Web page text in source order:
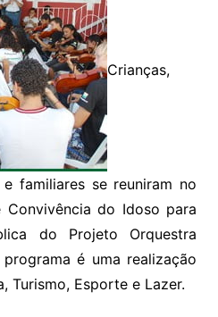
Crianças,
familiares se reuniram no
do Idoso para
do Projeto Orquestra
é uma realização
Turismo, Esporte e Lazer.